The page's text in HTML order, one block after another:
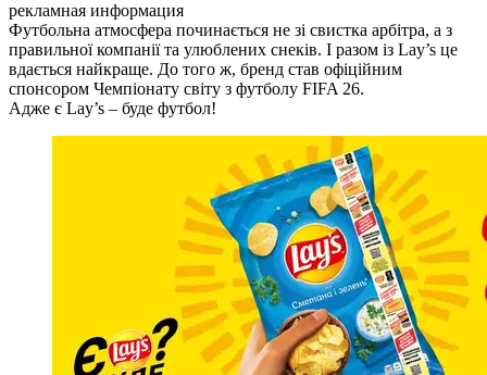
рекламная информация
Футбольна атмосфера починається не зі свистка арбітра, а з
правильної компанії та улюблених снеків. І разом із Lay’s це
вдається найкраще. До того ж, бренд став офіційним
спонсором Чемпіонату світу з футболу FIFA 26.
Адже є Lay’s – буде футбол!